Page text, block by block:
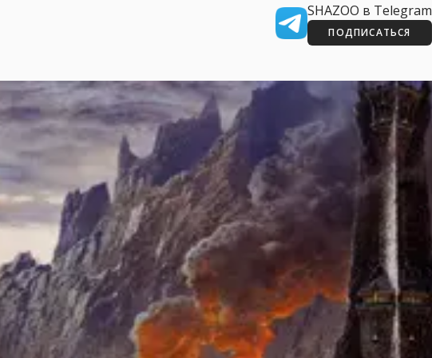
SHAZOO в Telegram
ПОДПИСАТЬСЯ